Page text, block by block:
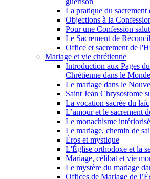
La pratique du sacrement
Objections à la
Pour une Confession
Le Sacrement de
Office et sacrement de
Mariage et vie chrétienne
Introduction aux Pages
Chrétienne dans le Monde
Le mariage dans le
Saint Jean Chrysostome
La vocation sacrée du laïc
L’amour et le sacrement
Le monachisme intériorisé
Le mariage, chemin de
Éros et mystique
L'Église orthodoxe et la
Mariage, célibat et vie
Le mystère du mariage
Offices de Mariage de